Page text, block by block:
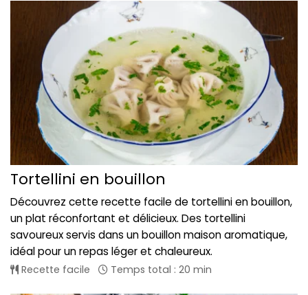
Tortellini en bouillon
Découvrez cette recette facile de tortellini en bouillon,
un plat réconfortant et délicieux. Des tortellini
savoureux servis dans un bouillon maison aromatique,
idéal pour un repas léger et chaleureux.
Recette facile Temps total : 20 min